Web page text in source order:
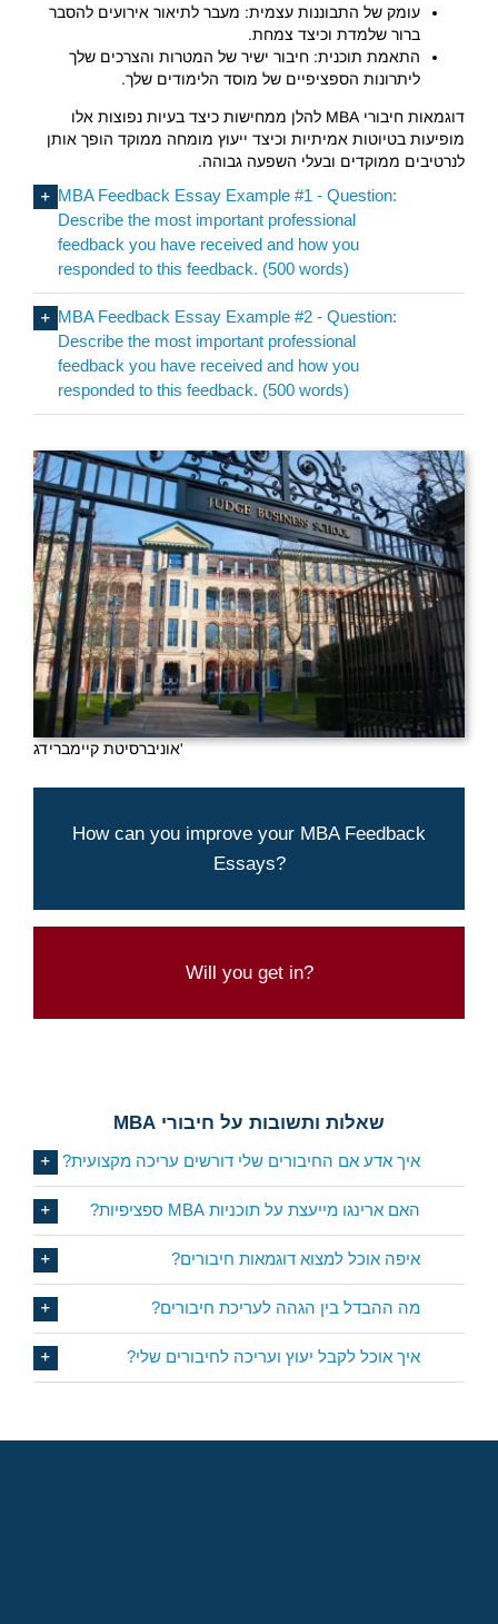
עומק של התבוננות עצמית: מעבר לתיאור אירועים להסבר
ברור שלמדת וכיצד צמחת.
התאמת תוכנית: חיבור ישיר של המטרות והצרכים שלך
ליתרונות הספציפיים של מוסד הלימודים שלך.
דוגמאות חיבורי MBA להלן ממחישות כיצד בעיות נפוצות אלו
מופיעות בטיוטות אמיתיות וכיצד ייעוץ מומחה ממוקד הופך אותן
לנרטיבים ממוקדים ובעלי השפעה גבוהה.
MBA Feedback Essay Example #1 - Question:
Describe the most important professional
feedback you have received and how you
responded to this feedback. (500 words)
MBA Feedback Essay Example #2 - Question:
Describe the most important professional
feedback you have received and how you
responded to this feedback. (500 words)
אוניברסיטת קיימברידג'
How can you improve your MBA Feedback
Essays?
Aringo's experts can help you present
yourself best
Will you get in?
Try our admissions chances calculator
שאלות ותשובות על חיבורי MBA
איך אדע אם החיבורים שלי דורשים עריכה מקצועית?
האם ארינגו מייעצת על תוכניות MBA ספציפיות?
איפה אוכל למצוא דוגמאות חיבורים?
מה ההבדל בין הגהה לעריכת חיבורים?
איך אוכל לקבל יעוץ ועריכה לחיבורים שלי?